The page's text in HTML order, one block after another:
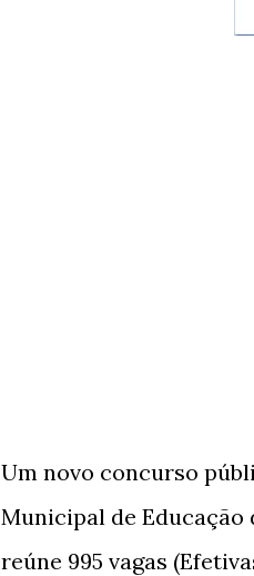
Um novo concurso
Municipal de Educação
reúne 995 vagas